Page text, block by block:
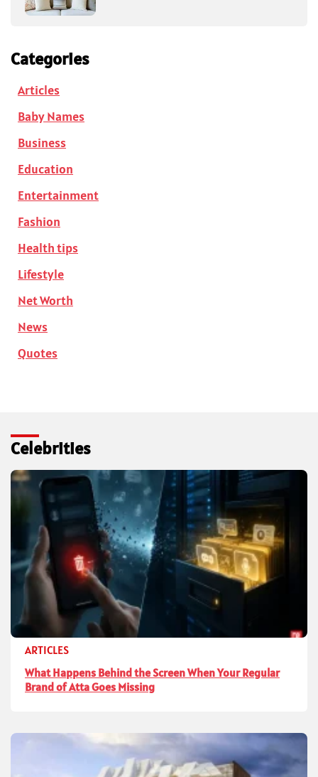
Categories
Articles
Baby Names
Business
Education
Entertainment
Fashion
Health tips
Lifestyle
Net Worth
News
Quotes
Celebrities
ARTICLES
What Happens Behind the Screen When Your Regular
Brand of Atta Goes Missing